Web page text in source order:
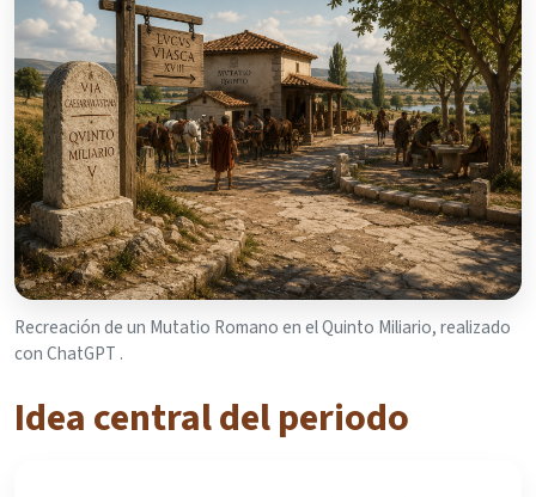
Recreación de un Mutatio Romano en el Quinto Miliario, realizado
con ChatGPT .
Idea central del periodo